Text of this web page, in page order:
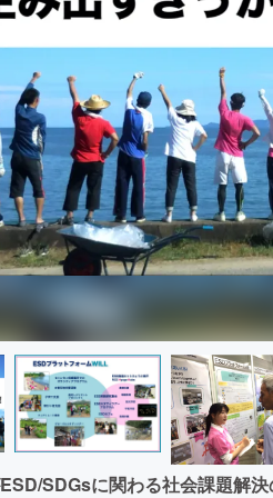
ちづくり・地域活性化
SDGsに関わる社会課題解